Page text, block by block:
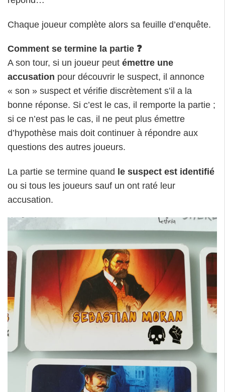
Chaque joueur complète alors sa feuille d’enquête.
Comment se termine la partie ❓
A son tour, si un joueur peut émettre une
accusation pour découvrir le suspect, il annonce
« son » suspect et vérifie discrètement s’il a la
bonne réponse. Si c’est le cas, il remporte la partie ;
si ce n’est pas le cas, il ne peut plus émettre
d’hypothèse mais doit continuer à répondre aux
questions des autres joueurs.
La partie se termine quand le suspect est identifié
ou si tous les joueurs sauf un ont raté leur
accusation.